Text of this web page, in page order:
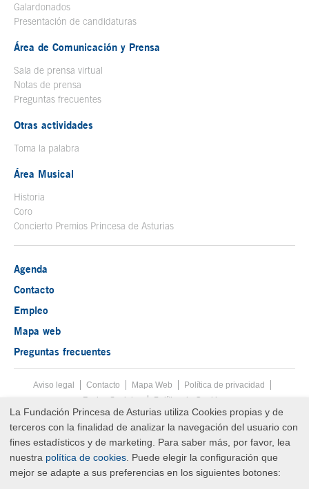
Galardonados
Presentación de candidaturas
Área de Comunicación y Prensa
Sala de prensa virtual
Notas de prensa
Preguntas frecuentes
Otras actividades
Toma la palabra
Área Musical
Historia
Coro
Concierto Premios Princesa de Asturias
Agenda
Contacto
Empleo
Mapa web
Preguntas frecuentes
Menú pie
Aviso legal Tecla de acceso 8
Contacto Mapa Web
Política de privacidad
Redes Sociales
Política de Cookies
Fin menú pie
© Copyright Thu Aug 06 05:40:13 UTC 2026 Fundación Princesa de
Asturias
La Fundación Princesa de Asturias utiliza Cookies propias y de
terceros con la finalidad de analizar la navegación del usuario con
fines estadísticos y de marketing. Para saber más, por favor, lea
nuestra política de cookies . Puede elegir la configuración que
mejor se adapte a sus preferencias en los siguientes botones: